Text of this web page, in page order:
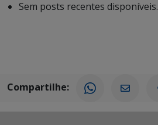
Sem posts recentes disponíveis.
Compartilhe: